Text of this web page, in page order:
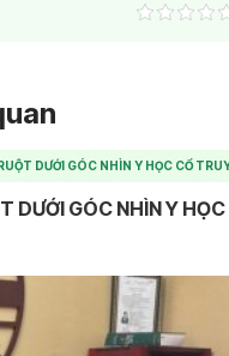
DƯỚI GÓC NHÌN Y HỌC CỔ
DƯỚI GÓC NHÌN Y